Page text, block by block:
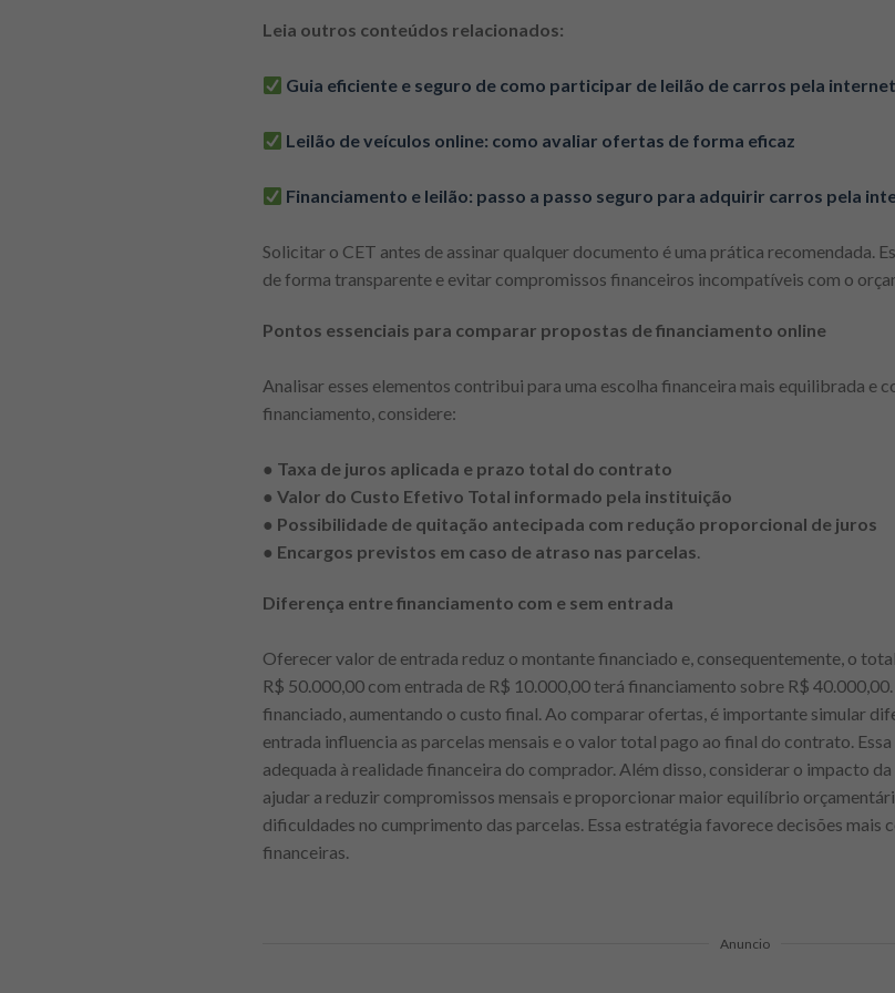
Leia outros conteúdos relacionados:
Guia eficiente e seguro de como participar de leilão de carros pela internet
Leilão de veículos online: como avaliar ofertas de forma eficaz
Financiamento e leilão: passo a passo seguro para adquirir carros pela
Solicitar o CET antes de assinar qualquer documento é uma prática recomendada.
de forma transparente e evitar compromissos financeiros incompatíveis com o
Pontos essenciais para comparar propostas de financiamento online
Analisar esses elementos contribui para uma escolha financeira mais equilibrada e
financiamento, considere:
● Taxa de juros aplicada e prazo total do contrato
● Valor do Custo Efetivo Total informado pela instituição
● Possibilidade de quitação antecipada com redução proporcional de juros
● Encargos previstos em caso de atraso nas parcelas.
Diferença entre financiamento com e sem entrada
Oferecer valor de entrada reduz o montante financiado e, consequentemente, o
R$ 50.000,00 com entrada de R$ 10.000,00 terá financiamento sobre R$
financiado, aumentando o custo final. Ao comparar ofertas, é importante simular
entrada influencia as parcelas mensais e o valor total pago ao final do contrato.
adequada à realidade financeira do comprador. Além disso, considerar o impacto
ajudar a reduzir compromissos mensais e proporcionar maior equilíbrio
dificuldades no cumprimento das parcelas. Essa estratégia favorece decisões mais
financeiras.
Anuncio